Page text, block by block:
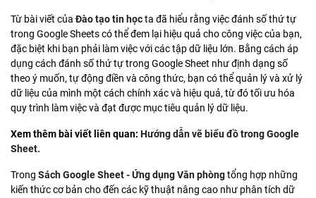
Từ bài viết củaĐào tạo tin họcta đã hiểu rằng việc đánh số thứ tự
trong Google Sheets có thể đem lại hiệu quả cho công việc của bạn,
đặc biệt khi bạn phải làm việc với các tập dữ liệu lớn. Bằng cách áp
dụng cách đánh số thứ tự trong Google Sheet như định dạng số
theo ý muốn, tự động điền và công thức, bạn có thể quản lý và xử lý
dữ liệu của mình một cách chính xác và hiệu quả, từ đó tối ưu hóa
quy trình làm việc và đạt được mục tiêu quản lý dữ liệu.
Xem thêm bài viết liên quan: Hướng dẫn vẽ biểu đồ trong Google
Sheet.
Trong Sách Google Sheet - Ứng dụng Văn phòngtổng hợp những
kiến thức cơ bản cho đến các kỹ thuật nâng cao như phân tích dữ